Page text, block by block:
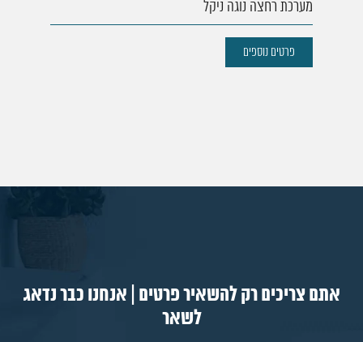
מערכת רחצה נוגה ניקל
פרטים נוספים
אתם צריכים רק להשאיר פרטים | אנחנו כבר נדאג
לשאר